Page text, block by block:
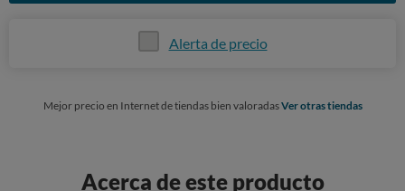
Alerta de precio
Mejor precio en Internet de tiendas bien valoradasVer otras tiendas
Acerca de este producto